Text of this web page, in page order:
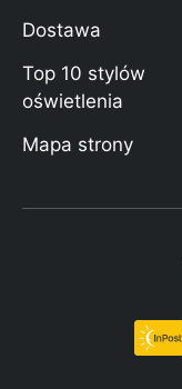
Dostawa
Top 10 stylów
oświetlenia
Mapa strony